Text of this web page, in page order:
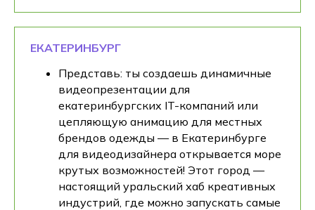
ЕКАТЕРИНБУРГ
Представь: ты создаешь динамичные
видеопрезентации для
екатеринбургских IT-компаний или
цепляющую анимацию для местных
брендов одежды — в Екатеринбурге
для видеодизайнера открывается море
крутых возможностей! Этот город —
настоящий уральский хаб креативных
индустрий, где можно запускать самые